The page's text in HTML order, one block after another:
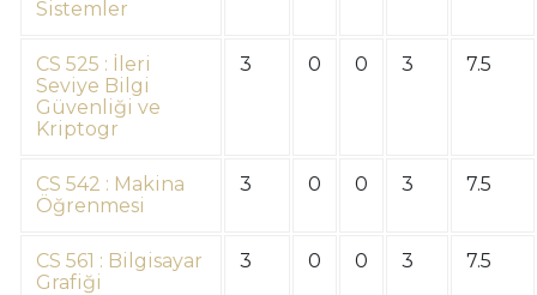
Sistemler
CS 525 : İleri
Seviye Bilgi
Güvenliği ve
Kriptogr
3 0 0 3 7.5
CS 542 : Makina
Öğrenmesi
3 0 0 3 7.5
CS 561 : Bilgisayar
Grafiği
3 0 0 3 7.5